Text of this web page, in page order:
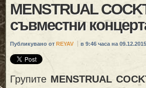
MENSTRUAL
съвместни
Публикувано от REYAV в 9:46 часа на
Групите MENSTRUAL